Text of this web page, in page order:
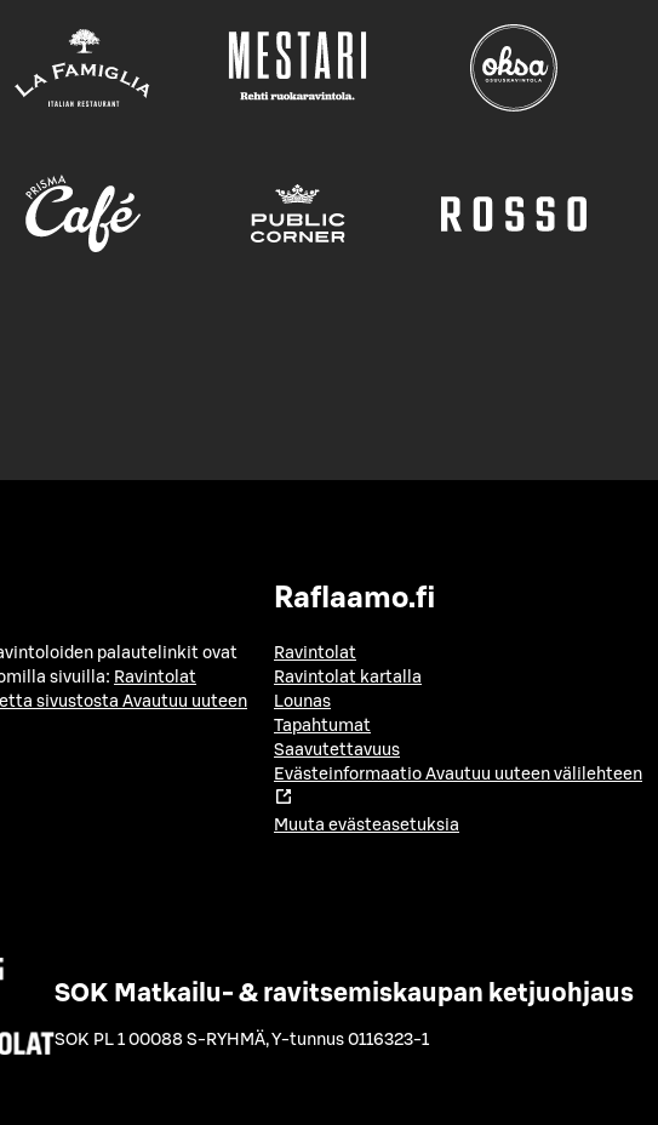
palautelinkit ovat
sivuilla: Ravintolat
sivustosta Avautuu uuteen
Raflaamo.fi
Ravintolat
Ravintolat kartalla
Lounas
Tapahtumat
Saavutettavuus
Evästeinformaatio Avautuu uuteen välilehteen
Muuta evästeasetuksia
SOK Matkailu- & ravitsemiskaupan ketjuohjaus
SOK PL 1 00088 S-RYHMÄ,Y-tunnus 0116323-1